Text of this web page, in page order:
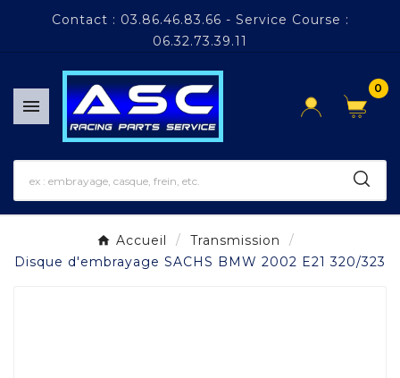
Contact : 03.86.46.83.66 - Service Course :
06.32.73.39.11

0
Accueil
Transmission
Disque d'embrayage SACHS BMW 2002 E21 320/323